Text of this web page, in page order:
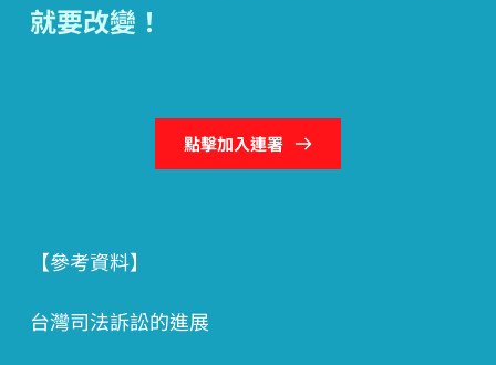
就要改變！
點擊加入連署
【參考資料】
台灣司法訴訟的進展